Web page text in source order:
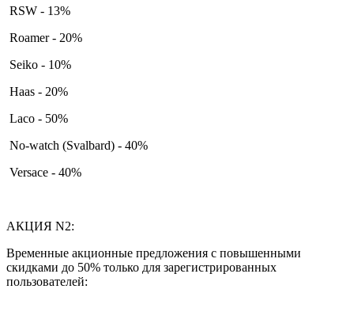
RSW - 13%
Roamer - 20%
Seiko - 10%
Haas - 20%
Laco - 50%
No-watch (Svalbard) - 40%
Versace - 40%
АКЦИЯ N2:
Временные акционные предложения с повышенными
скидками до 50% только для зарегистрированных
пользователей: